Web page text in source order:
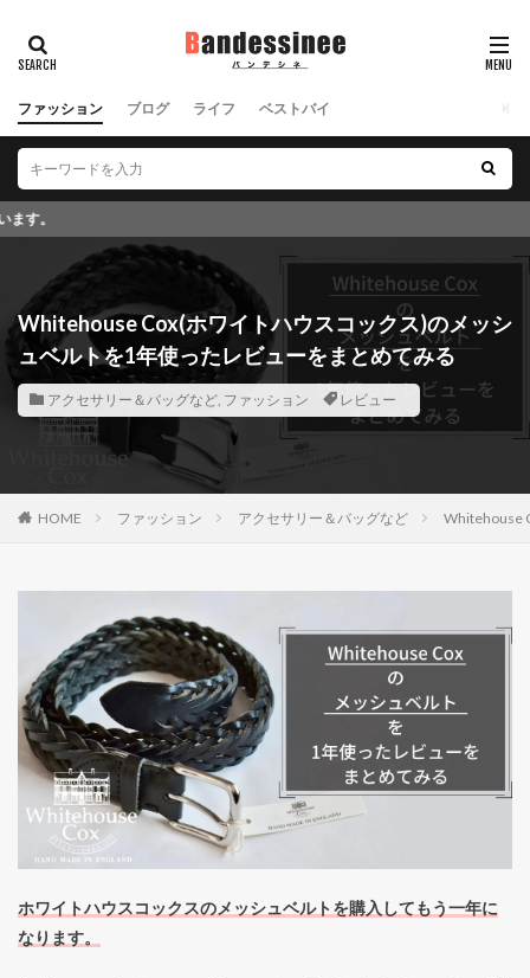
ファッション ブログ ライフ ベストバイ
Whitehouse Cox(ホワイトハウスコックス)のメッシ
ュベルトを1年使ったレビューをまとめてみる
アクセサリー＆バッグなど, ファッション レビュー
HOME ファッション アクセサリー＆バッグなど Whitehouse
ホワイトハウスコックスのメッシュベルトを購入してもう一年に
なります。